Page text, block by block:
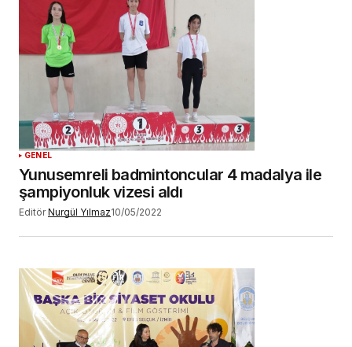
GENEL
Yunusemreli badmintoncular 4 madalya ile
şampiyonluk vizesi aldı
Editör Nurgül Yılmaz10/05/2022